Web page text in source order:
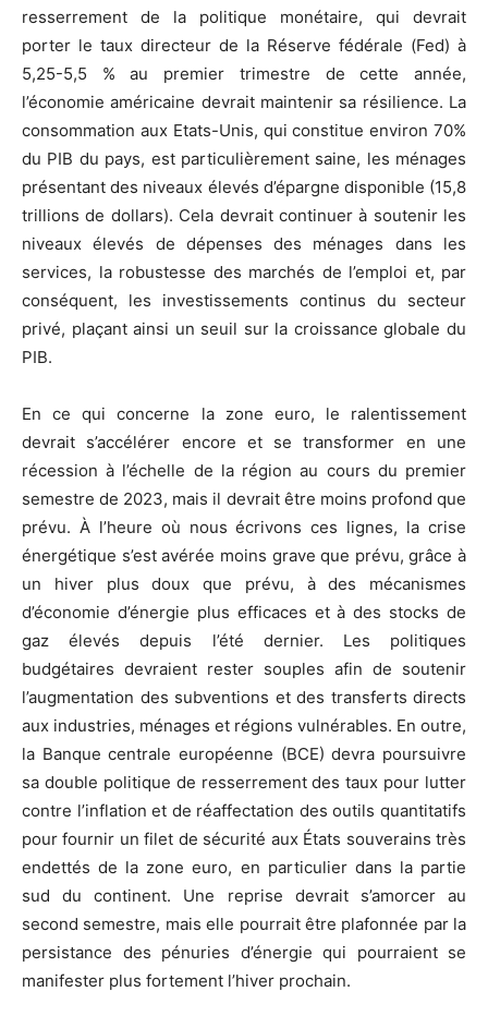
resserrement de la politique monétaire, qui devrait
porter le taux directeur de la Réserve fédérale (Fed) à
5,25-5,5 % au premier trimestre de cette année,
l’économie américaine devrait maintenir sa résilience. La
consommation aux Etats-Unis, qui constitue environ 70%
du PIB du pays, est particulièrement saine, les ménages
présentant des niveaux élevés d’épargne disponible (15,8
trillions de dollars). Cela devrait continuer à soutenir les
niveaux élevés de dépenses des ménages dans les
services, la robustesse des marchés de l’emploi et, par
conséquent, les investissements continus du secteur
privé, plaçant ainsi un seuil sur la croissance globale du
PIB.
En ce qui concerne la zone euro, le ralentissement
devrait s’accélérer encore et se transformer en une
récession à l’échelle de la région au cours du premier
semestre de 2023, mais il devrait être moins profond que
prévu. À l’heure où nous écrivons ces lignes, la crise
énergétique s’est avérée moins grave que prévu, grâce à
un hiver plus doux que prévu, à des mécanismes
d’économie d’énergie plus efficaces et à des stocks de
gaz élevés depuis l’été dernier. Les politiques
budgétaires devraient rester souples afin de soutenir
l’augmentation des subventions et des transferts directs
aux industries, ménages et régions vulnérables. En outre,
la Banque centrale européenne (BCE) devra poursuivre
sa double politique de resserrement des taux pour lutter
contre l’inflation et de réaffectation des outils quantitatifs
pour fournir un filet de sécurité aux États souverains très
endettés de la zone euro, en particulier dans la partie
sud du continent. Une reprise devrait s’amorcer au
second semestre, mais elle pourrait être plafonnée par la
persistance des pénuries d’énergie qui pourraient se
manifester plus fortement l’hiver prochain.